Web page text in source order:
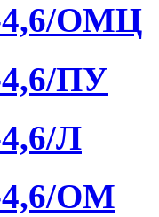
4,6/ОМЦ
ПУ
Л
4,6/ОМ